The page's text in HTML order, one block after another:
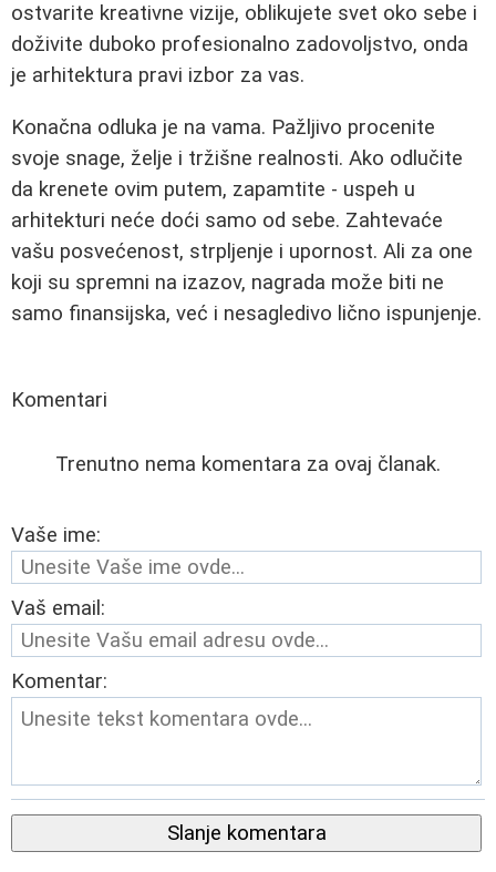
ostvarite kreativne vizije, oblikujete svet oko sebe i
doživite duboko profesionalno zadovoljstvo, onda
je arhitektura pravi izbor za vas.
Konačna odluka je na vama. Pažljivo procenite
svoje snage, želje i tržišne realnosti. Ako odlučite
da krenete ovim putem, zapamtite - uspeh u
arhitekturi neće doći samo od sebe. Zahtevaće
vašu posvećenost, strpljenje i upornost. Ali za one
koji su spremni na izazov, nagrada može biti ne
samo finansijska, već i nesagledivo lično ispunjenje.
Komentari
Trenutno nema komentara za ovaj članak.
Vaše ime:
Vaš email:
Komentar:
Slanje komentara